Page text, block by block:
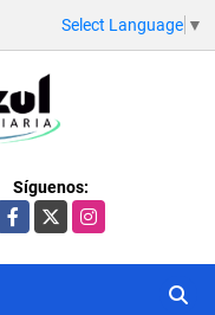
Select Language ▼
Síguenos:
Facebook
X Instagram